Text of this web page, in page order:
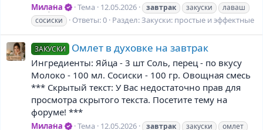
Милана Тема 12.05.2026 завтрак закуски
лаваш
сосиски
Ответы: 0 Раздел:Закуски: простые и эффектные
ЗАКУСКИ Омлет в духовке на завтрак
Ингредиенты: Яйца - 3 шт Соль, перец - по вкусу
Молоко - 100 мл. Сосиски - 100 гр. Овощная смесь
*** Скрытый текст: У Вас недостаточно прав для
просмотра скрытого текста. Посетите тему на
форуме! ***
Милана Тема 12.05.2026 завтрак закуски
омлет